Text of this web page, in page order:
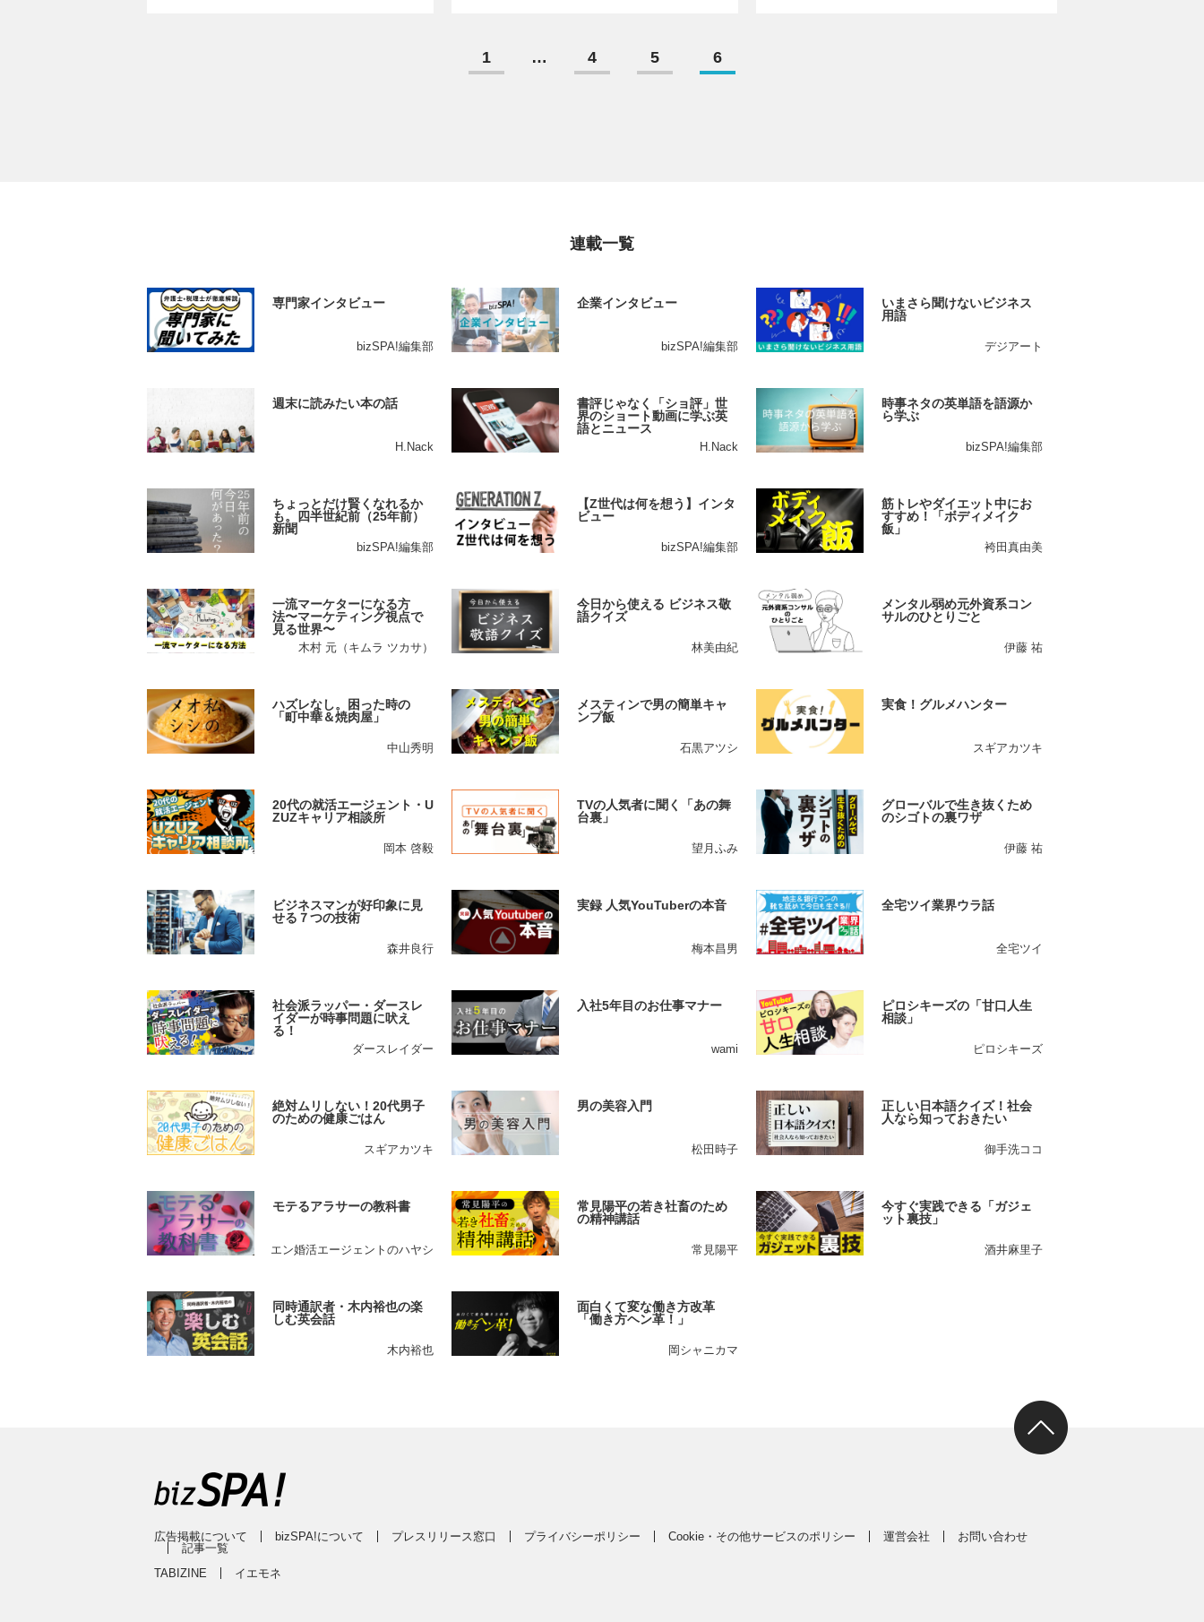
1 … 4 5 6
連載一覧
専門家インタビュー
bizSPA!編集部
企業インタビュー
bizSPA!編集部
いまさら聞けないビジネス
用語
デジアート
週末に読みたい本の話
H.Nack
書評じゃなく「ショ評」世
界のショート動画に学ぶ英
語とニュース
H.Nack
時事ネタの英単語を語源か
ら学ぶ
bizSPA!編集部
ちょっとだけ賢くなれるか
も。四半世紀前（25年前）
新聞
bizSPA!編集部
【Z世代は何を想う】インタ
ビュー
bizSPA!編集部
筋トレやダイエット中にお
すすめ！「ボディメイク
飯」
袴田真由美
一流マーケターになる方
法〜マーケティング視点で
見る世界〜
木村 元（キムラ ツカサ）
今日から使える ビジネス敬
語クイズ
林美由紀
メンタル弱め元外資系コン
サルのひとりごと
伊藤 祐
ハズレなし。困った時の
「町中華＆焼肉屋」
中山秀明
メスティンで男の簡単キャ
ンプ飯
石黒アツシ
実食！グルメハンター
スギアカツキ
20代の就活エージェント・U
ZUZキャリア相談所
岡本 啓毅
TVの人気者に聞く「あの舞
台裏」
望月ふみ
グローバルで生き抜くため
のシゴトの裏ワザ
伊藤 祐
ビジネスマンが好印象に見
せる７つの技術
森井良行
実録 人気YouTuberの本音
梅本昌男
全宅ツイ業界ウラ話
全宅ツイ
社会派ラッパー・ダースレ
イダーが時事問題に吠え
る！
ダースレイダー
入社5年目のお仕事マナー
wami
ピロシキーズの「甘口人生
相談」
ピロシキーズ
絶対ムリしない！20代男子
のための健康ごはん
スギアカツキ
男の美容入門
松田時子
正しい日本語クイズ！社会
人なら知っておきたい
御手洗ココ
モテるアラサーの教科書
エン婚活エージェントのハヤシ
常見陽平の若き社畜のため
の精神講話
常見陽平
今すぐ実践できる「ガジェ
ット裏技」
酒井麻里子
同時通訳者・木内裕也の楽
しむ英会話
木内裕也
面白くて変な働き方改革
「働き方ヘン革！」
岡シャニカマ
広告掲載について bizSPA!について プレスリリース窓口 プライバシーポリシー Cookie・その他サービスのポリシー 運営会社
お問い合わせ
記事一覧
TABIZINE
イエモネ